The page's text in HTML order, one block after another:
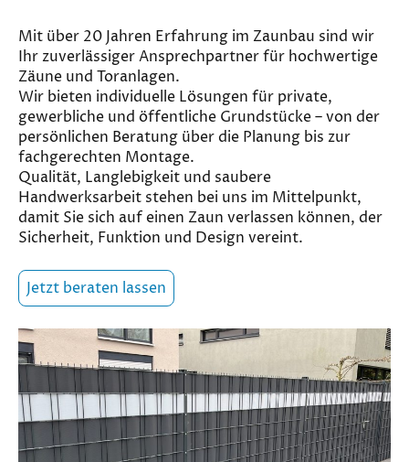
Mit über 20 Jahren Erfahrung im Zaunbau sind wir
Ihr zuverlässiger Ansprechpartner für hochwertige
Zäune und Toranlagen.
Wir bieten individuelle Lösungen für private,
gewerbliche und öffentliche Grundstücke – von der
persönlichen Beratung über die Planung bis zur
fachgerechten Montage.
Qualität, Langlebigkeit und saubere
Handwerksarbeit stehen bei uns im Mittelpunkt,
damit Sie sich auf einen Zaun verlassen können, der
Sicherheit, Funktion und Design vereint.
Jetzt beraten lassen